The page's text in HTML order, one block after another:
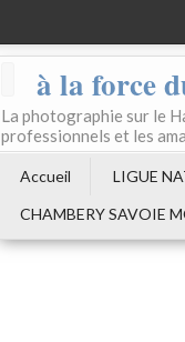
à la force
La photographie sur le
professionnels et les
Accueil LIGUE
CHAMBERY SAVOIE